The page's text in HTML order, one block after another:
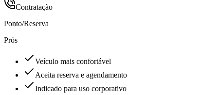
Contratação
Ponto/Reserva
Prós
Veículo mais confortável
Aceita reserva e agendamento
Indicado para uso corporativo